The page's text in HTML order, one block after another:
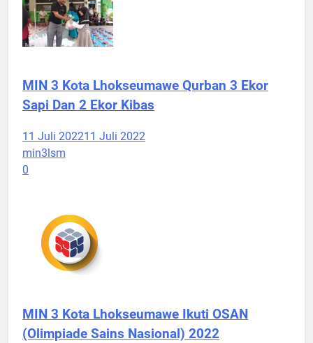
MIN 3 Kota Lhokseumawe Qurban 3 Ekor
Sapi Dan 2 Ekor Kibas
11 Juli 202211 Juli 2022
min3lsm
0
MIN 3 Kota Lhokseumawe Ikuti OSAN
(Olimpiade Sains Nasional) 2022